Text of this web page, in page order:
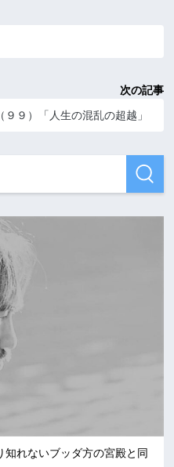
次の記事
９）「人生の混乱の超越」
れないブッダ方の宮殿と同